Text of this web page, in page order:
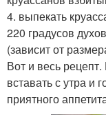
4. выпекать
220 градусов
(зависит от
Вот и весь
вставать с утра и
приятного